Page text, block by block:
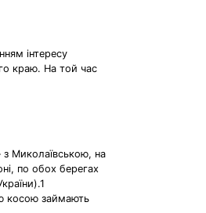
інтересу
краю. На той час
з Миколаївською, на
по обох берегах
косою займають